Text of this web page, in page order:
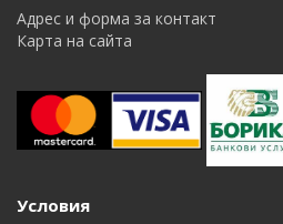
Адрес и форма за контакт
Карта на сайта
Условия